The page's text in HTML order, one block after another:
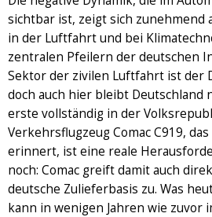
sichtbar ist, zeigt sich zunehmend
in der Luftfahrt und bei
zentralen Pfeilern der deutschen
Sektor der zivilen Luftfahrt ist der
doch auch hier bleibt Deutschland
erste vollständig in der
Verkehrsflugzeug Comac C919,
erinnert, ist eine reale
noch: Comac greift damit auch
deutsche Zulieferbasis zu. Was
kann in wenigen Jahren wie zuvor